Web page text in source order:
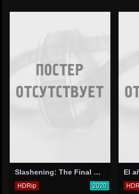
Slashening: The Final Beginning
HDRip 2020
El